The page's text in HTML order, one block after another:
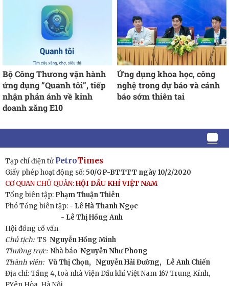
Bộ Công Thương vận hành
ứng dụng “Quanh tôi”, tiếp
nhận phản ánh về kinh
doanh xăng E10
Ứng dụng khoa học, công
nghệ trong dự báo và cảnh
báo sớm thiên tai
Tạp chí điện tửPetroTimes
Giấy phép hoạt động số: 50/GP-BTTTT ngày 10/2/2020
CƠ QUAN CHỦ QUẢN:HỘI DẦU KHÍ VIỆT NAM
Tổng biên tập: Phạm Thuận Thiên
Phó Tổng biên tập: - Lê Hà Thanh Ngọc
- Lê Thị Hồng Anh
Hội đồng cố vấn
Chủ tịch:TS Nguyễn Hồng Minh
Thường trực: Nhà báo Nguyễn Như Phong
Thành viên: Vũ Thị Chọn, Nguyễn Hải Đường,
Lê Anh Chiến
Địa chỉ: Tầng 4, toà nhà Viện Dầu khí Việt Nam 167 Trung Kính,